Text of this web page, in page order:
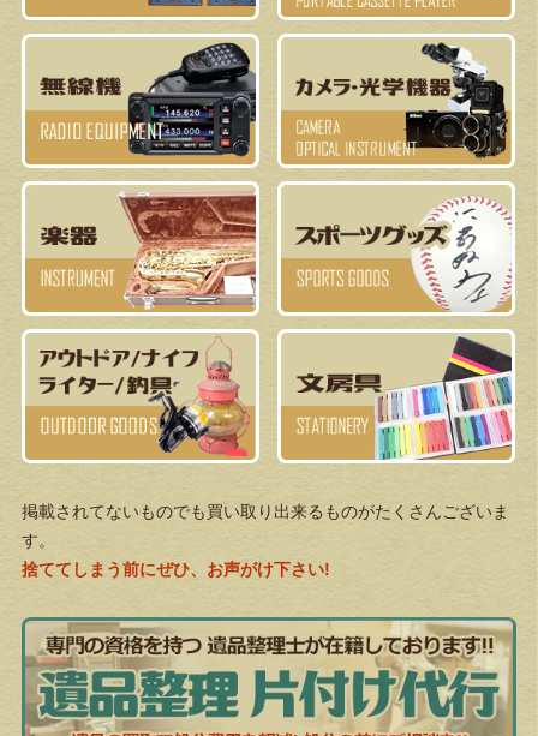
掲載されてないものでも買い取り出来るものがたくさんございま
す。
捨ててしまう前にぜひ、お声がけ下さい!